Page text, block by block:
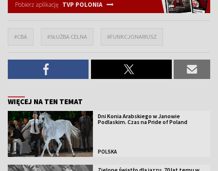
Pobierz aplikację TVP POLONIA
#CBA #SŁUŻBA CELNA #FUNKCJONARIUSZ
WIĘCEJ NA TEN TEMAT
Dni Konia Arabskiego w Janowie
Podlaskim. Czas na Pride of Poland
POLSKA